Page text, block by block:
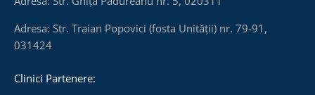
Adresa: Str. Traian Popovici (fosta Unității) nr. 79-91,
031424
Clinici Partenere: